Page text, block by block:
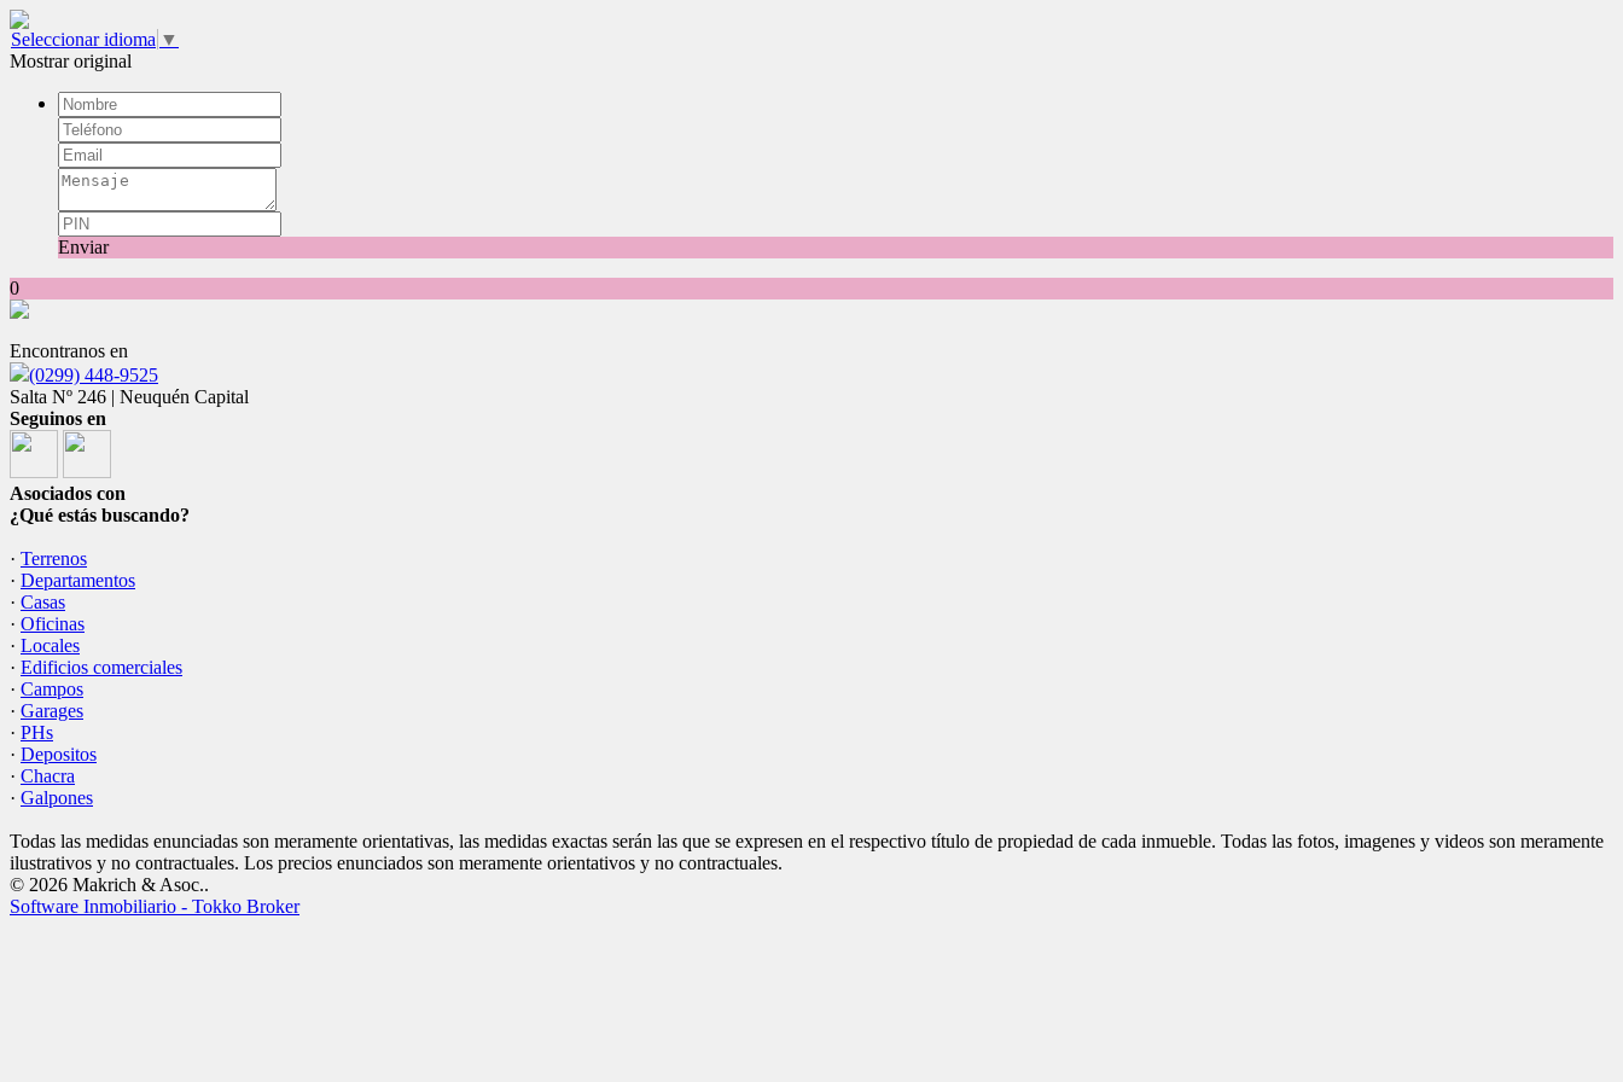
Seleccionar idioma ▼
Mostrar original
Enviar
0
Encontranos en
(0299) 448-9525
Salta Nº 246 | Neuquén Capital
Seguinos en
Asociados con
¿Qué estás buscando?
· Terrenos
· Departamentos
· Casas
· Oficinas
· Locales
· Edificios comerciales
· Campos
· Garages
· PHs
· Depositos
· Chacra
· Galpones
Todas las medidas enunciadas son meramente orientativas, las medidas exactas serán las que se expresen en el respectivo título de propiedad de cada inmueble. Todas las fotos, imagenes y videos son meramente
ilustrativos y no contractuales. Los precios enunciados son meramente orientativos y no contractuales.
© 2026 Makrich & Asoc..
Software Inmobiliario - Tokko Broker